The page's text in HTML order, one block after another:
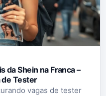
da Shein na Franca –
de Tester
vagas de tester